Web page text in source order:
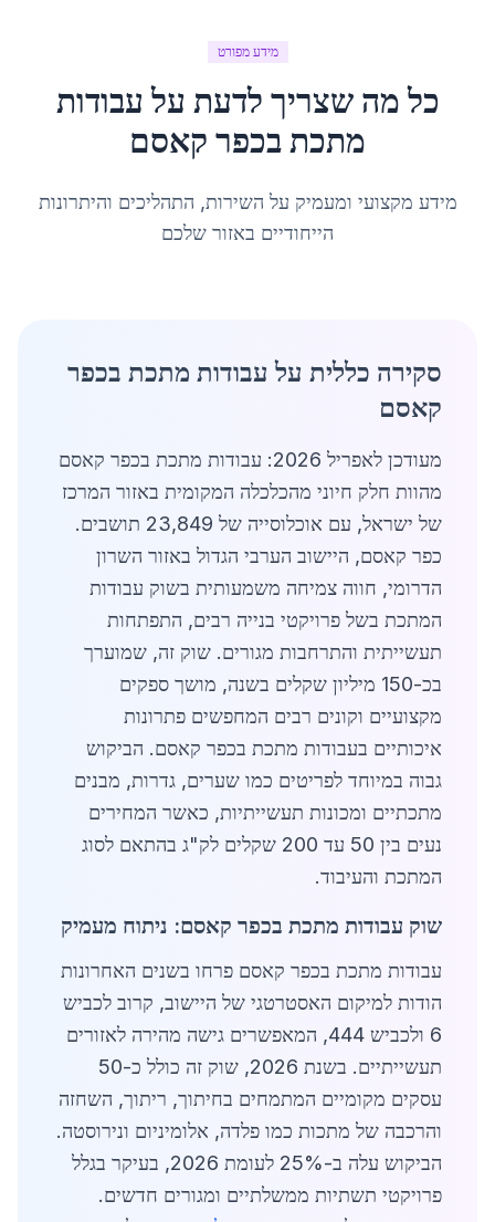
מידע מפורט
כל מה שצריך לדעת עלעבודות
מתכת בכפר קאסם
מידע מקצועי ומעמיק על השירות, התהליכים והיתרונות
הייחודיים באזור שלכם
סקירה כללית על עבודות מתכת בכפר
קאסם
מעודכן לאפריל 2026: עבודות מתכת בכפר קאסם
מהוות חלק חיוני מהכלכלה המקומית באזור המרכז
של ישראל, עם אוכלוסייה של 23,849 תושבים.
כפר קאסם, היישוב הערבי הגדול באזור השרון
הדרומי, חווה צמיחה משמעותית בשוק עבודות
המתכת בשל פרויקטי בנייה רבים, התפתחות
תעשייתית והתרחבות מגורים. שוק זה, שמוערך
בכ-150 מיליון שקלים בשנה, מושך ספקים
מקצועיים וקונים רבים המחפשים פתרונות
איכותיים בעבודות מתכת בכפר קאסם. הביקוש
גבוה במיוחד לפריטים כמו שערים, גדרות, מבנים
מתכתיים ומכונות תעשייתיות, כאשר המחירים
נעים בין 50 עד 200 שקלים לק"ג בהתאם לסוג
המתכת והעיבוד.
שוק עבודות מתכת בכפר קאסם: ניתוח מעמיק
עבודות מתכת בכפר קאסם פרחו בשנים האחרונות
הודות למיקום האסטרטגי של היישוב, קרוב לכביש
6 ולכביש 444, המאפשרים גישה מהירה לאזורים
תעשייתיים. בשנת 2026, שוק זה כולל כ-50
עסקים מקומיים המתמחים בחיתוך, ריתוך, השחזה
והרכבה של מתכות כמו פלדה, אלומיניום ונירוסטה.
הביקוש עלה ב-25% לעומת 2026, בעיקר בגלל
פרויקטי תשתיות ממשלתיים ומגורים חדשים.